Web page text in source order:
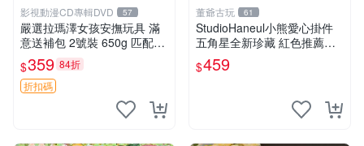
影視動漫CD專輯DVD 57
嚴選拉瑪澤女孩安撫玩具 滿
意送補包 2號裝 650g 匹配嬰
幼童舒壓好伴侶 女孩專用 安
心選擇 安撫玩偶 衝包 玩具
$359 84折
折扣碼
董爺古玩 61
StudioHaneul小熊愛心掛件
五角星全新珍藏 紅色推薦收
藏 玩具掛飾 掛件 新品
$459